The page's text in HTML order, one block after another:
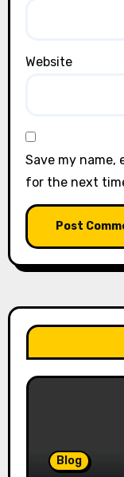
Website
Save my name,
for the next
Blog